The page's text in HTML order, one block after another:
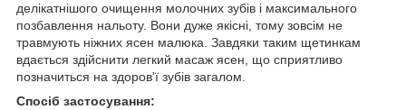
делікатнішого очищення молочних зубів і максимального
позбавлення нальоту. Вони дуже якісні, тому зовсім не
травмують ніжних ясен малюка. Завдяки таким щетинкам
вдається здійснити легкий масаж ясен, що сприятливо
позначиться на здоров'ї зубів загалом.
Спосіб застосування: